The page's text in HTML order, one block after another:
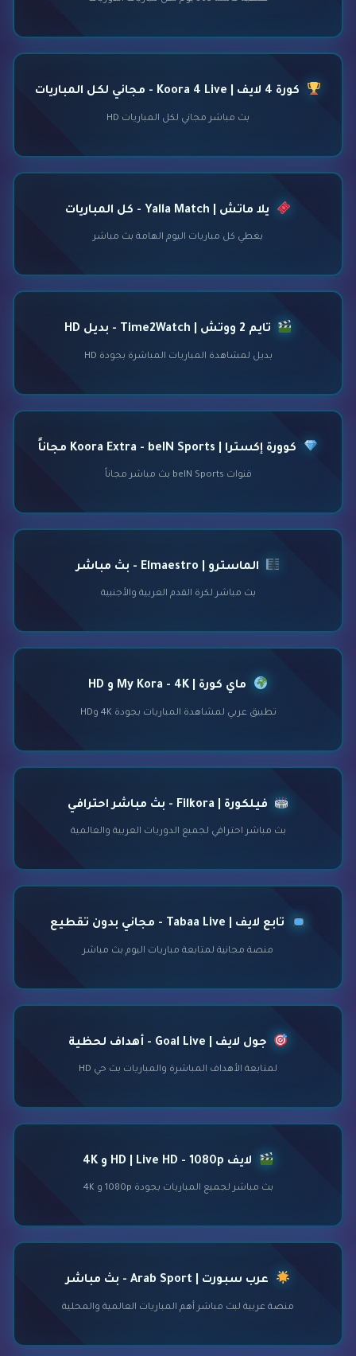
كورة 4 لايف | Koora 4 Live - مجاني لكل المباريات
بث مباشر مجاني لكل المباريات HD
يلا ماتش | Yalla Match - كل المباريات
يغطي كل مباريات اليوم الهامة بث مباشر
تايم 2 ووتش | Time2Watch - بديل HD
بديل لمشاهدة المباريات المباشرة بجودة HD
كوورة إكسترا | Koora Extra - beIN Sports مجاناً
قنوات beIN Sports بث مباشر مجاناً
الماسترو | Elmaestro - بث مباشر
بث مباشر لكرة القدم العربية والأجنبية
ماي كورة | My Kora - 4K و HD
تطبيق عربي لمشاهدة المباريات بجودة 4K وHD
فيلكورة | Filkora - بث مباشر احترافي
بث مباشر احترافي لجميع الدوريات العربية والعالمية
تابع لايف | Tabaa Live - مجاني بدون تقطيع
منصة مجانية لمتابعة مباريات اليوم بث مباشر
جول لايف | Goal Live - أهداف لحظية
لمتابعة الأهداف المباشرة والمباريات بث حي HD
لايف HD | Live HD - 1080p و 4K
بث مباشر لجميع المباريات بجودة 1080p و 4K
عرب سبورت | Arab Sport - بث مباشر
منصة عربية لبث مباشر أهم المباريات العالمية والمحلية